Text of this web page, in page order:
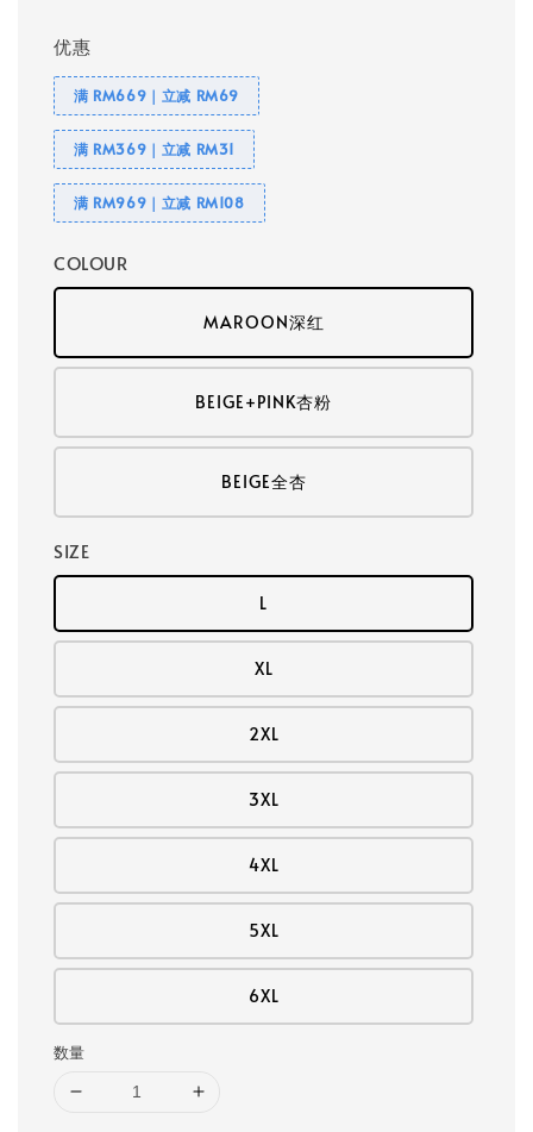
优惠
满 RM669｜立减 RM69
满 RM369｜立减 RM31
满 RM969｜立减 RM108
COLOUR
MAROON深红
BEIGE+PINK杏粉
BEIGE全杏
SIZE
L
XL
2XL
3XL
4XL
5XL
6XL
数量